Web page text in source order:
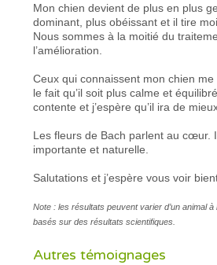
Mon chien devient de plus en plus
dominant, plus obéissant et il tire
Nous sommes à la moitié du
l’amélioration.
Ceux qui connaissent mon chien
le fait qu’il soit plus calme et
contente et j’espère qu’il ira de
Les fleurs de Bach parlent au cœur. Il
importante et naturelle.
Salutations et j’espère vous voir
Note : les résultats peuvent varier d’un animal à
basés sur des résultats scientifiques.
Autres témoignages